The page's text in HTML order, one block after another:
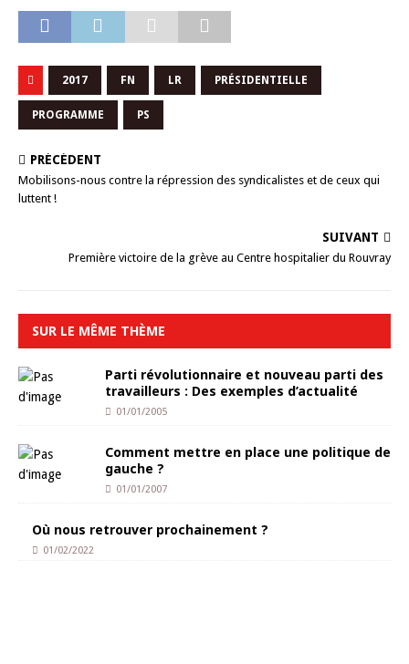
2017 FN LR PRÉSIDENTIELLE
PROGRAMME PS
PRÉCÉDENT
Mobilisons-nous contre la répression des syndicalistes et de ceux qui
luttent !
SUIVANT
Première victoire de la grève au Centre hospitalier du Rouvray
SUR LE MÊME THÈME
Parti révolutionnaire et nouveau parti des
travailleurs : Des exemples d’actualité
01/01/2005
Comment mettre en place une politique de
gauche ?
01/01/2007
Où nous retrouver prochainement ?
01/02/2022